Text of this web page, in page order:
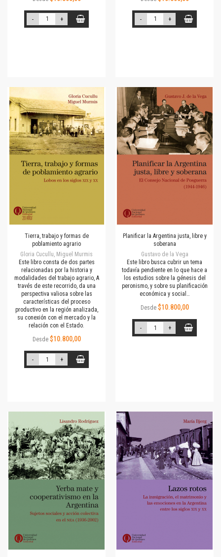
- + - +
Tierra, trabajo y formas de
poblamiento agrario
Gloria Cucullu, Miguel Murmis
Este libro consta de dos partes
relacionadas por la historia y
modalidades del trabajo agrario, A
través de este recorrido, da una
perspectiva valiosa sobre las
características del proceso
productivo en la región analizada,
su conexión con el mercado y la
relación con el Estado.
Desde $10.800,00
- +
Planificar la Argentina justa, libre y
soberana
Gustavo de la Vega
Este libro busca cubrir un tema
todavía pendiente en lo que hace a
los estudios sobre la génesis del
peronismo, y sobre su planificación
económica y social…
Desde $10.800,00
- +